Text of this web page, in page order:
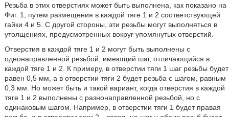
Резьба в этих отверстиях может быть выполнена, как показано на
Фиг. 1, путем размещения в каждой тяге 1 и 2 соответствующей
гайки 4 и 5. С другой стороны, эти резьбы могут выполняться в
утолщениях, предусмотренных вокруг упомянутых отверстий.
Отверстия в каждой тяге 1 и 2 могут быть выполнены с
однонаправленной резьбой, имеющий шаг, отличающийся в
каждой тяге 1 и 2. К примеру, в отверстии тяги 1 шаг резьбы будет
равен 0,5 мм, а в отверстии тяги 2 будет резьба с шагом, равным
0,3 мм. Но может быть и такой вариант, когда отверстия в каждой
тяге 1 и 2 выполнены с разнонаправленной резьбой, но с
одинаковым шагом. Например, в отверстии тяги 1 будет правая